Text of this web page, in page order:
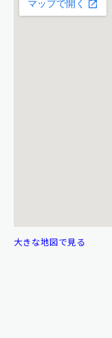
大きな地図で見る